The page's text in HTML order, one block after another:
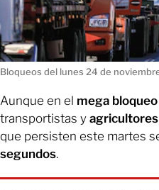
Bloqueos del lunes 24 de
Aunque en el mega
transportistas y agricultores
que persisten este martes
segundos.